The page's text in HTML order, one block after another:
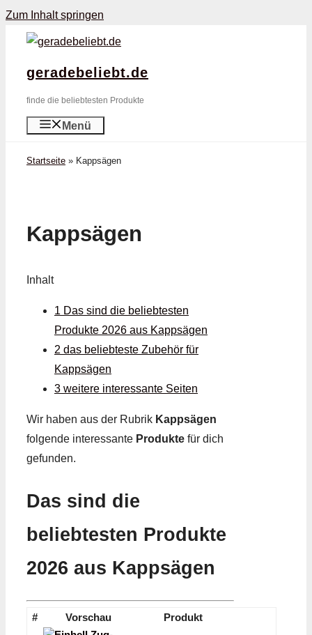
Zum Inhalt springen
geradebeliebt.de
finde die beliebtesten Produkte
Menü
Startseite » Kappsägen
Kappsägen
Inhalt
1 Das sind die beliebtesten
Produkte 2026 aus Kappsägen
2 das beliebteste Zubehör für
Kappsägen
3 weitere interessante Seiten
Wir haben aus der Rubrik Kappsägen
folgende interessante Produkte für dich
gefunden.
Das sind die
beliebtesten Produkte
2026 aus Kappsägen
# Vorschau Produkt